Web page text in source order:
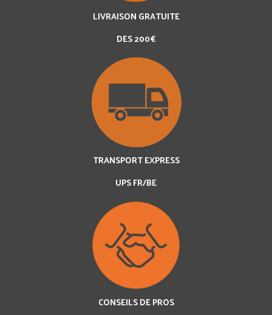
LIVRAISON GRATUITE
DES 200€
TRANSPORT EXPRESS
UPS FR/BE
CONSEILS DE PROS